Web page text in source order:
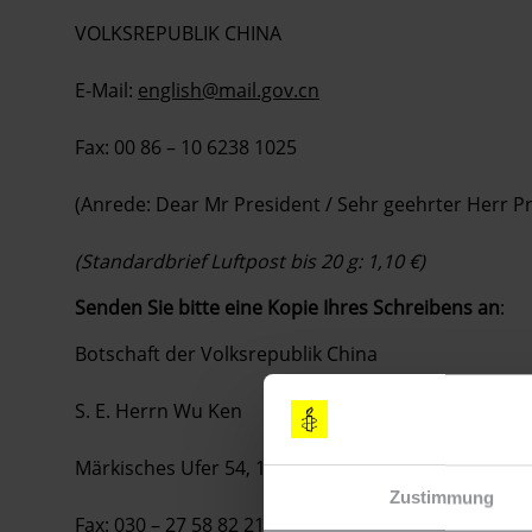
Zustimmung
VOLKSREPUBLIK CHINA
E-Mail: english@mail.gov.cn
Fax: 00 86 – 10 6238 1025
(Anrede: Dear Mr President / Sehr geehrter Herr
(Standardbrief Luftpost bis 20 g: 1,10 €)
Senden Sie bitte eine Kopie Ihres Schreibens an:
Botschaft der Volksrepublik China
S. E. Herrn Wu Ken
Märkisches Ufer 54, 10179 Berlin
Fax: 030 – 27 58 82 21